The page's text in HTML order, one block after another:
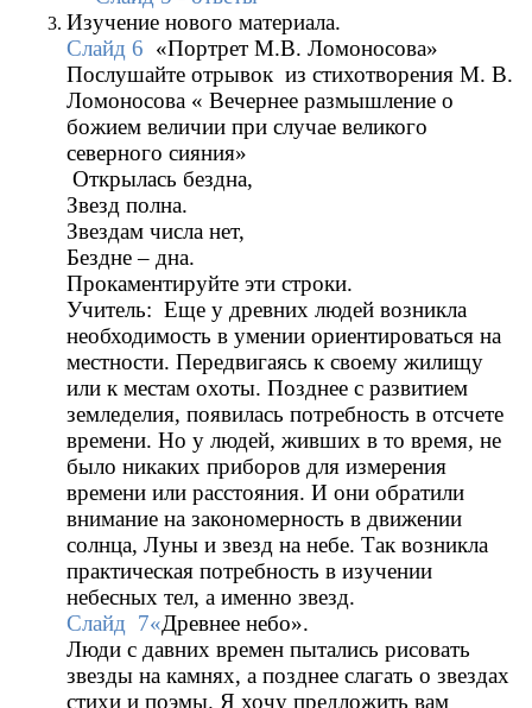
Изучение нового материала.
Слайд 6 «Портрет М.В. Ломоносова»
Послушайте отрывок из стихотворения М. В.
Ломоносова « Вечернее размышление о
божием величии при случае великого
северного сияния»
Открылась бездна,
Звезд полна.
Звездам числа нет,
Бездне – дна.
Прокаментируйте эти строки.
Учитель: Еще у древних людей возникла
необходимость в умении ориентироваться на
местности. Передвигаясь к своему жилищу
или к местам охоты. Позднее с развитием
земледелия, появилась потребность в отсчете
времени. Но у людей, живших в то время, не
было никаких приборов для измерения
времени или расстояния. И они обратили
внимание на закономерность в движении
солнца, Луны и звезд на небе. Так возникла
практическая потребность в изучении
небесных тел, а именно звезд.
Слайд 7«Древнее небо».
Люди с давних времен пытались рисовать
звезды на камнях, а позднее слагать о звездах
стихи и поэмы. Я хочу предложить вам